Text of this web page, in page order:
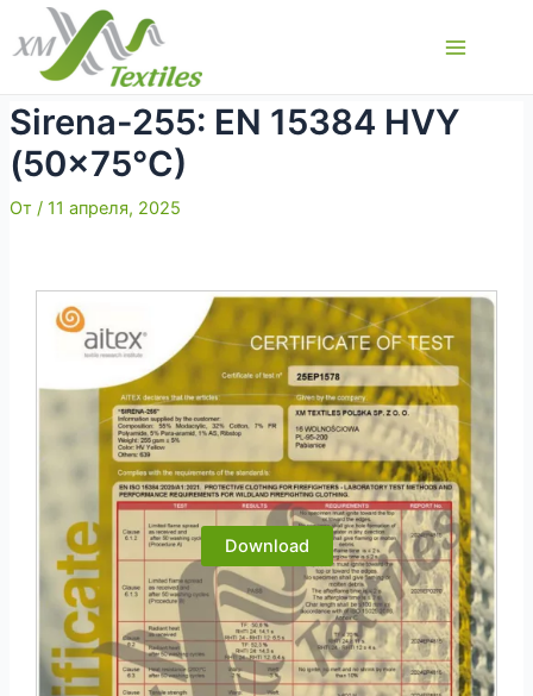
Перейти
содержимому
Menu
Sirena-255: EN 15384 HVY
(50×75°C)
От / 11 апреля, 2025
Download